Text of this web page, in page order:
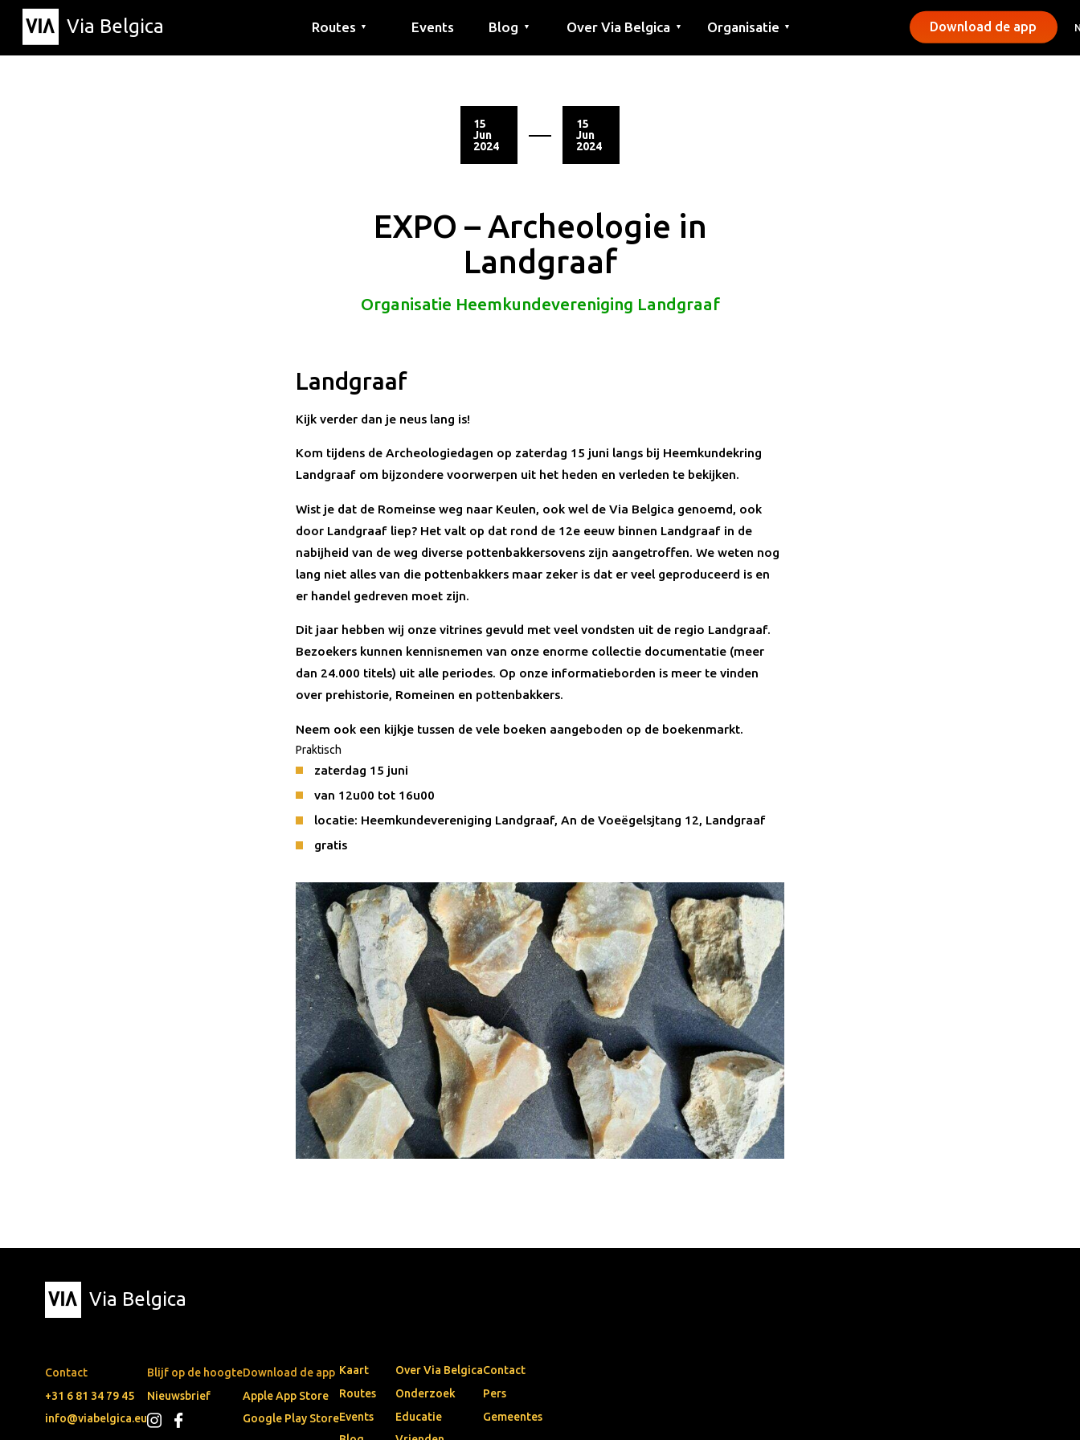
Via Belgica Routes ▼ Events Blog ▼ Over Via Belgica ▼ Organisatie ▼ Download de app
15
Jun
2024
15
Jun
2024
EXPO – Archeologie in
Landgraaf
Organisatie Heemkundevereniging Landgraaf
Landgraaf
Kijk verder dan je neus lang is!
Kom tijdens de Archeologiedagen op zaterdag 15 juni langs bij Heemkundekring
Landgraaf om bijzondere voorwerpen uit het heden en verleden te bekijken.
Wist je dat de Romeinse weg naar Keulen, ook wel de Via Belgica genoemd, ook
door Landgraaf liep? Het valt op dat rond de 12e eeuw binnen Landgraaf in de
nabijheid van de weg diverse pottenbakkersovens zijn aangetroffen. We weten nog
lang niet alles van die pottenbakkers maar zeker is dat er veel geproduceerd is en
er handel gedreven moet zijn.
Dit jaar hebben wij onze vitrines gevuld met veel vondsten uit de regio Landgraaf.
Bezoekers kunnen kennisnemen van onze enorme collectie documentatie (meer
dan 24.000 titels) uit alle periodes. Op onze informatieborden is meer te vinden
over prehistorie, Romeinen en pottenbakkers.
Neem ook een kijkje tussen de vele boeken aangeboden op de boekenmarkt.
Praktisch
zaterdag 15 juni
van 12u00 tot 16u00
locatie: Heemkundevereniging Landgraaf, An de Voeëgelsjtang 12, Landgraaf
gratis
Via Belgica
Contact
+31 6 81 34 79 45
info@viabelgica.eu
Blijf op de hoogte
Nieuwsbrief
Download de app
Apple App Store
Google Play Store
Kaart
Routes
Events
Over Via Belgica
Onderzoek
Educatie
Contact
Pers
Gemeentes